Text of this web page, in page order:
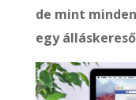
de mint
egy